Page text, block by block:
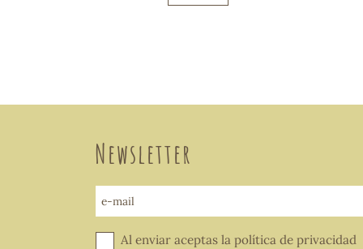
Newsletter
e-mail
Al enviar aceptas la política de privacidad